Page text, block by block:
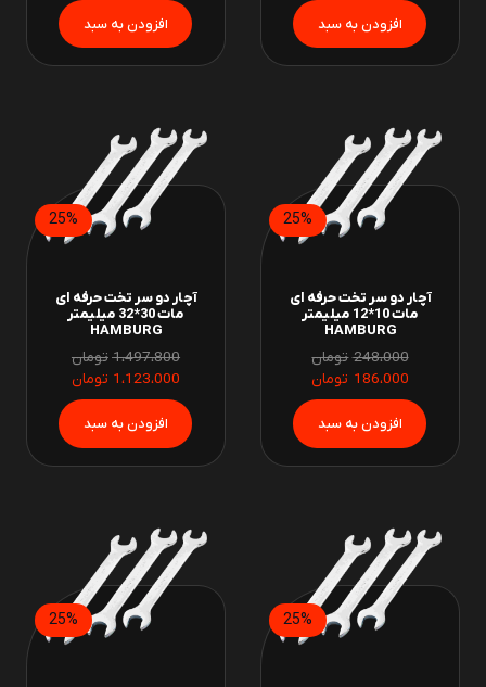
25%
آچار دو سر تخت حرفه ای
مات 10*12 میلیمتر
HAMBURG
248،000 تومان
186،000 تومان
25%
آچار دو سر تخت حرفه ای
مات 30*32 میلیمتر
HAMBURG
1،497،800 تومان
1،123،000 تومان
25%
25%